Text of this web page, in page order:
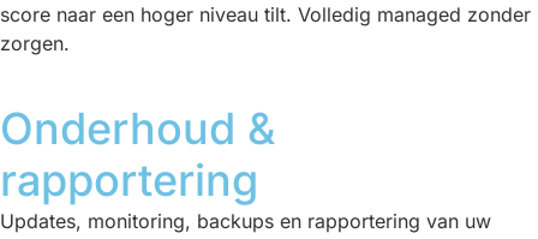
score naar een hoger niveau tilt. Volledig managed zonder
zorgen.
Onderhoud &
rapportering
Updates, monitoring, backups en rapportering van uw